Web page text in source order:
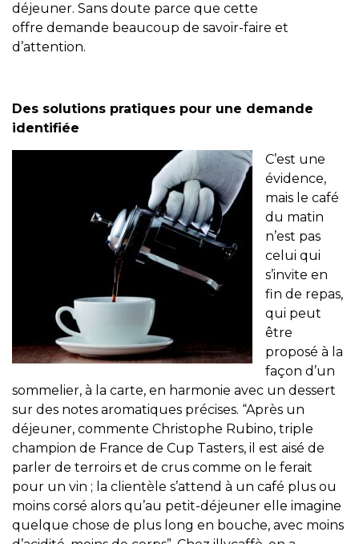
déjeuner. Sans doute parce que cette
offre demande beaucoup de savoir-faire et
d’attention.
Des solutions pratiques pour une demande
identifiée
C’est une
évidence,
mais le café
du matin
n’est pas
celui qui
s’invite en
fin de repas,
qui peut
être
proposé à la
façon d’un
sommelier, à la carte, en harmonie avec un dessert
sur des notes aromatiques précises. “Après un
déjeuner, commente Christophe Rubino, triple
champion de France de Cup Tasters, il est aisé de
parler de terroirs et de crus comme on le ferait
pour un vin ; la clientèle s’attend à un café plus ou
moins corsé alors qu’au petit-déjeuner elle imagine
quelque chose de plus long en bouche, avec moins